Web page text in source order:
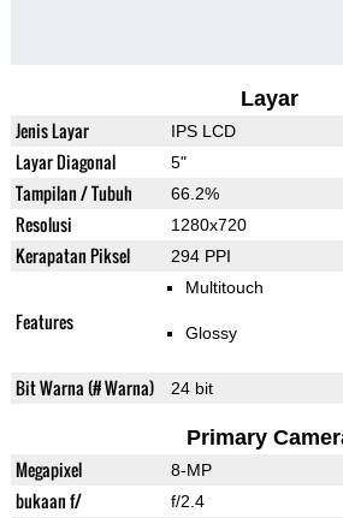
Layar
Jenis Layar IPS LCD
Layar Diagonal 5"
Tampilan / Tubuh 66.2%
Resolusi 1280x720
Kerapatan Piksel 294 PPI
Features
Multitouch
Glossy
Bit Warna (# Warna) 24 bit
Primary
Megapixel 8-MP
bukaan f/ f/2.4